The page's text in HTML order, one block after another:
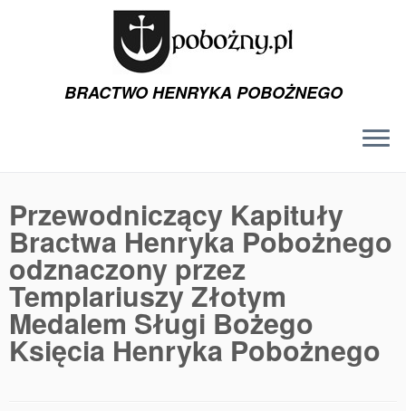
do
treści
BRACTWO HENRYKA POBOŻNEGO
Przewodniczący Kapituły
Bractwa Henryka Pobożnego
odznaczony przez
Templariuszy Złotym
Medalem Sługi Bożego
Księcia Henryka Pobożnego